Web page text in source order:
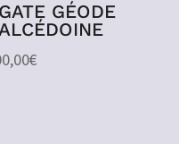
GÉODE
€